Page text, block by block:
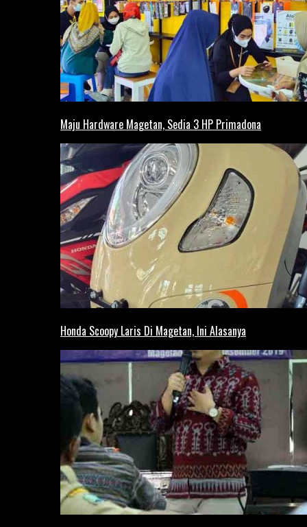
Maju Hardware Magetan, Sedia 3 HP Primadona
Honda Scoopy Laris Di Magetan, Ini Alasanya